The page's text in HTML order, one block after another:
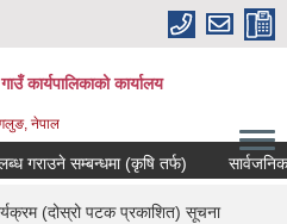
कार्यपालिकाको कार्यालय
नेपाल
सम्बन्धमा (कृषि तर्फ) सार्वजनिक
(दोस्रो पटक प्रकाशित) सूचना